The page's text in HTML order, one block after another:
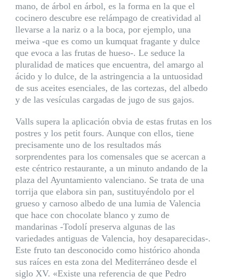
mano, de árbol en árbol, es la forma en la que el
cocinero descubre ese relámpago de creatividad al
llevarse a la nariz o a la boca, por ejemplo, una
meiwa -que es como un kumquat fragante y dulce
que evoca a las frutas de hueso-. Le seduce la
pluralidad de matices que encuentra, del amargo al
ácido y lo dulce, de la astringencia a la untuosidad
de sus aceites esenciales, de las cortezas, del albedo
y de las vesículas cargadas de jugo de sus gajos.
Valls supera la aplicación obvia de estas frutas en los
postres y los petit fours. Aunque con ellos, tiene
precisamente uno de los resultados más
sorprendentes para los comensales que se acercan a
este céntrico restaurante, a un minuto andando de la
plaza del Ayuntamiento valenciano. Se trata de una
torrija que elabora sin pan, sustituyéndolo por el
grueso y carnoso albedo de una lumia de Valencia
que hace con chocolate blanco y zumo de
mandarinas -Todolí preserva algunas de las
variedades antiguas de Valencia, hoy desaparecidas-.
Este fruto tan desconocido como histórico ahonda
sus raíces en esta zona del Mediterráneo desde el
siglo XV. «Existe una referencia de que Pedro